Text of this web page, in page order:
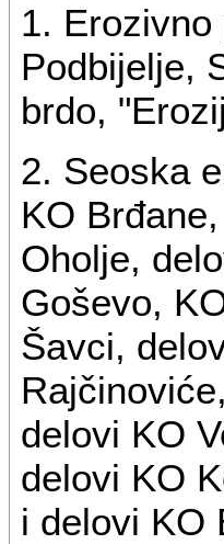
1.
Podbijelje,
brdo,
2. Seoska
KO
Oholje,
Goševo,
Šavci,
delovi KO
delovi KO
i delovi KO